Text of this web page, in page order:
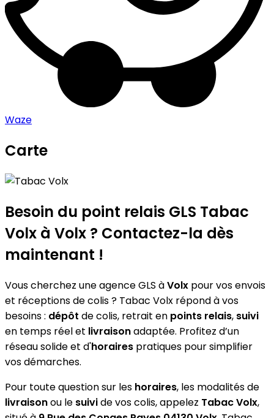
Waze
Carte
+
−
Besoin du point relais GLS Tabac
Volx à Volx ? Contactez-la dès
maintenant !
Vous cherchez une agence GLS àVolx pour vos envois
et réceptions de colis ? Tabac Volx répond à vos
besoins : dépôt de colis, retrait en points relais, suivi
en temps réel et livraisonadaptée. Profitez d’un
réseau solide et d'horaires pratiques pour simplifier
vos démarches.
Pour toute question sur les horaires, les modalités de
livraisonou le suivide vos colis, appelez Tabac Volx,